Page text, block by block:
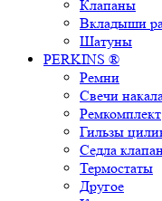
Клапаны
Вкладыши
Шатуны
PERKINS ®
Ремни
Свечи
Ремкомплект
Гильзы
Седла
Термостаты
Другое